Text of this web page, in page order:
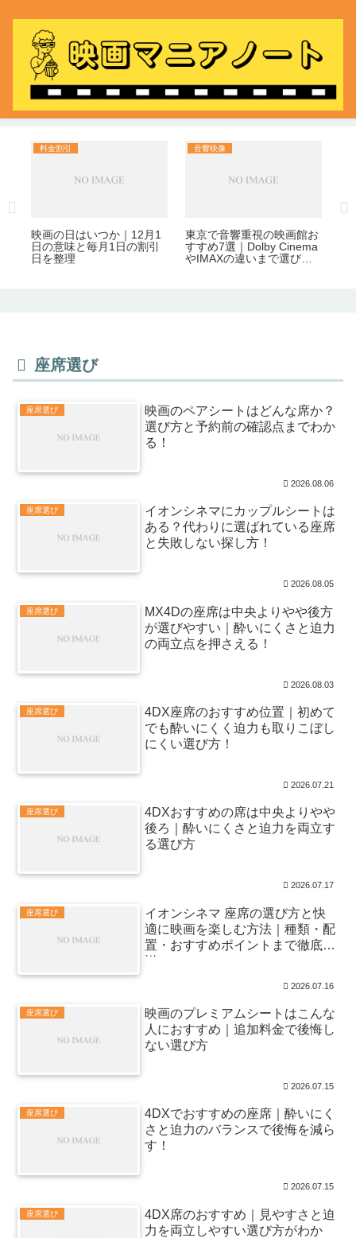
料金割引
映画の日はいつか｜12月1
日の意味と毎月1日の割引
日を整理
音響映像
東京で音響重視の映画館お
すすめ7選｜Dolby Cinema
やIMAXの違いまで選びや
座席選び
座席選び
映画のペアシートはどんな席か？
選び方と予約前の確認点までわか
る！
2026.08.06
座席選び
イオンシネマにカップルシートは
ある？代わりに選ばれている座席
と失敗しない探し方！
2026.08.05
座席選び
MX4Dの座席は中央よりやや後方
が選びやすい｜酔いにくさと迫力
の両立点を押さえる！
2026.08.03
座席選び
4DX座席のおすすめ位置｜初めて
でも酔いにくく迫力も取りこぼし
にくい選び方！
2026.07.21
座席選び
4DXおすすめの席は中央よりやや
後ろ｜酔いにくさと迫力を両立す
る選び方
2026.07.17
座席選び
イオンシネマ 座席の選び方と快
適に映画を楽しむ方法｜種類・配
置・おすすめポイントまで徹底解
説
2026.07.16
座席選び
映画のプレミアムシートはこんな
人におすすめ｜追加料金で後悔し
ない選び方
2026.07.15
座席選び
4DXでおすすめの座席｜酔いにく
さと迫力のバランスで後悔を減ら
す！
2026.07.15
座席選び
4DX席のおすすめ｜見やすさと迫
力を両立しやすい選び方がわか